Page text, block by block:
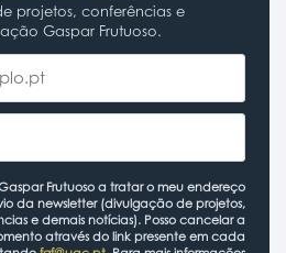
projetos, conferências e
Gaspar Frutuoso.
Frutuoso a tratar o meu endereço
da newsletter (divulgação de projetos,
e demais notícias). Posso cancelar a
através do link presente em cada